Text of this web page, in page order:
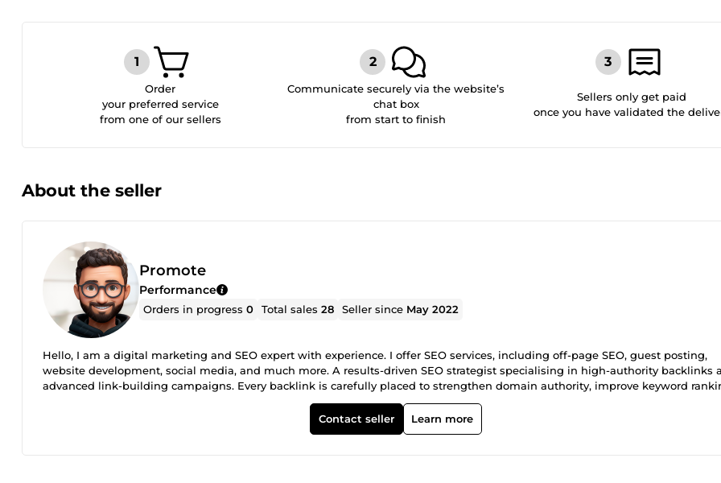
Order
your preferred service
from one of our sellers
Communicate securely via the website’s
chat box
from start to finish
Sellers only get paid
once you have validated the
About the seller
Promote
Performance
Orders in progress0 Total sales28 Seller since May 2022
Hello, I am a digital marketing and SEO expert with experience. I offer SEO services, including off-page SEO, guest posting,
website development, social media, and much more. A results-driven SEO strategist specialising in high-authority backlinks
advanced link-building campaigns. Every backlink is carefully placed to strengthen domain authority, improve keyword
and increase organic traffic. If you're looking for strategic SEO that delivers measurable results, you're in the right place!
Contact seller
Learn more